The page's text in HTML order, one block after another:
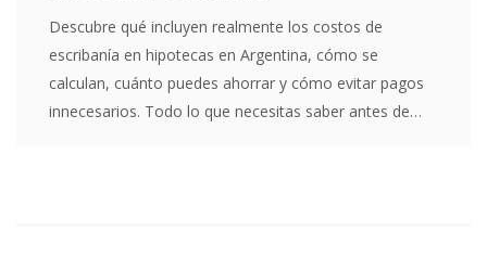
Descubre qué incluyen realmente los costos de
escribanía en hipotecas en Argentina, cómo se
calculan, cuánto puedes ahorrar y cómo evitar pagos
innecesarios. Todo lo que necesitas saber antes de